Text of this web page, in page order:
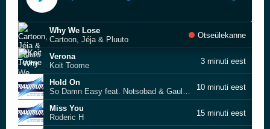
Why We Lose
Cartoon, Jéja & Pluuto
Otseülekanne
Verona
Koit Toome
3 minuti eest
Hold On
So Damn Easy feat. Notsobad & Gaullin feat. NOEP
10 minuti eest
Miss You
Roderic H
15 minuti eest